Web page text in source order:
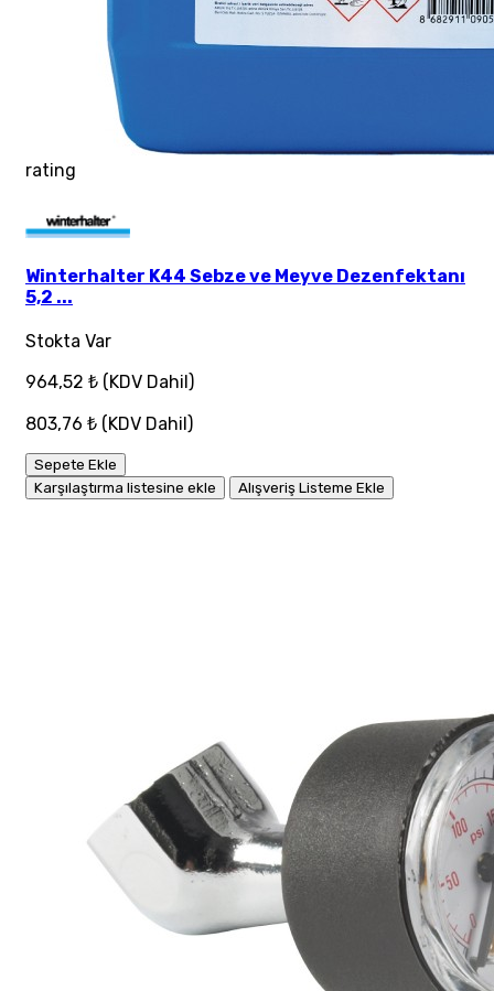
rating
Winterhalter K44 Sebze ve Meyve Dezenfektanı
5,2 ...
Stokta Var
964,52 ₺ (KDV Dahil)
803,76 ₺ (KDV Dahil)
Sepete Ekle
Karşılaştırma listesine ekle
Alışveriş Listeme Ekle